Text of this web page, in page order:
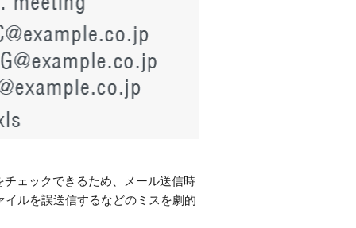
ェックできるため、メール送信時
ルを誤送信するなどのミスを劇的